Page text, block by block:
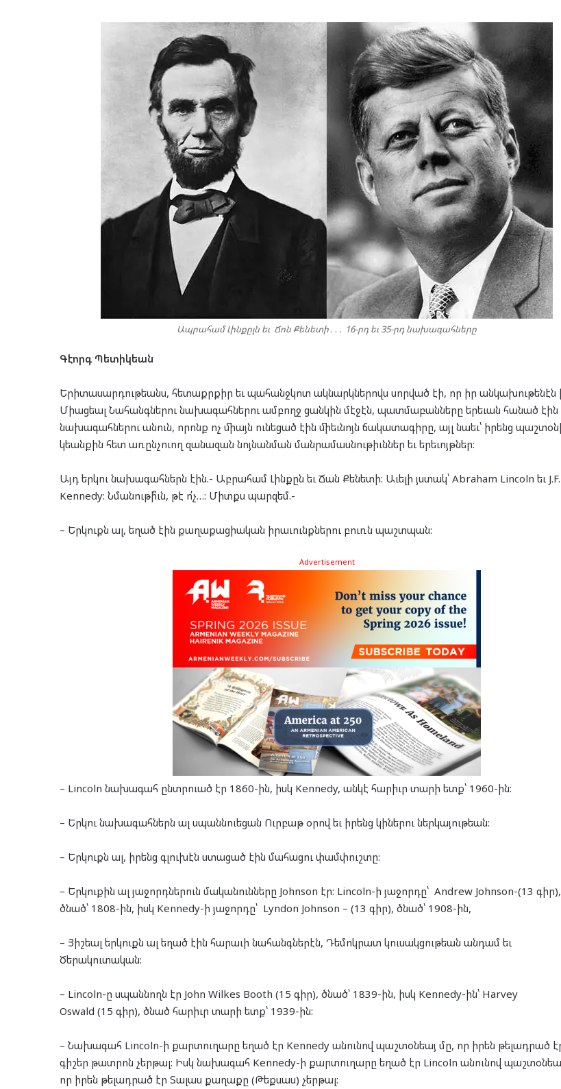
Ապրահամ Լինքըլն եւ Ճոն Քենետի․․․ 16-րդ եւ 35-րդ նախագահները
Գէորգ Պետիկեան
Երիտասարդութեանս, հետաքրքիր եւ պահանջկոտ ակնարկներովս սորված էի, որ իր անկախութենէն
Միացեալ Նահանգներու նախագահներու ամբողջ ցանկին մէջէն, պատմաբանները երեւան հանած էին
նախագահներու անուն, որոնք ոչ միայն ունեցած էին միեւնոյն ճակատագիրը, այլ նաեւ՝ իրենց
կեանքին հետ առընչուող զանազան նոյնանման մանրամասնութիւններ եւ երեւոյթներ:
Այդ երկու նախագահներն էին.- Աբրահամ Լինքըն եւ Ճան Քենետի: Աւելի յստակ՝ Abraham Lincoln եւ J.F.
Kennedy: Նմանութի՞ւն, թէ ո՛չ…: Միտքս պարզեմ.-
– Երկուքն ալ, եղած էին քաղաքացիական իրաւունքներու բուռն պաշտպան:
Advertisement
– Lincoln նախագահ ընտրուած էր 1860-ին, իսկ Kennedy, անկէ հարիւր տարի ետք՝ 1960-ին:
– Երկու նախագահներն ալ սպաննուեցան Ուրբաթ օրով եւ իրենց կիներու ներկայութեան:
– Երկուքն ալ, իրենց գլուխէն ստացած էին մահացու փամփուշտը:
– Երկուքին ալ յաջորդներուն մականունները Johnson էր: Lincoln-ի յաջորդը՝ Andrew Johnson-(13 գիր),
ծնած՝ 1808-ին, իսկ Kennedy-ի յաջորդը՝ Lyndon Johnson – (13 գիր), ծնած՝ 1908-ին,
– Յիշեալ երկուքն ալ եղած էին հարաւի նահանգներէն, Դեմոկրատ կուսակցութեան անդամ եւ
Ծերակուտական:
– Lincoln-ը սպաննողն էր John Wilkes Booth (15 գիր), ծնած՝ 1839-ին, իսկ Kennedy-ին՝ Harvey
Oswald (15 գիր), ծնած հարիւր տարի ետք՝ 1939-ին:
– Նախագահ Lincoln-ի քարտուղարը եղած էր Kennedy անունով պաշտօնեայ մը, որ իրեն թելադրած
գիշեր թատրոն չերթալ: Իսկ նախագահ Kennedy-ի քարտուղարը եղած էր Lincoln անունով
որ իրեն թելադրած էր Տալաս քաղաքը (Թեքսաս) չերթալ: